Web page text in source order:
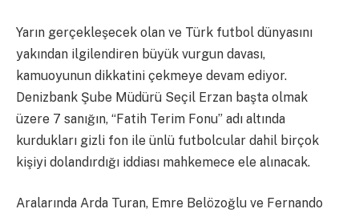
Yarın gerçekleşecek olan ve Türk futbol dünyasını
yakından ilgilendiren büyük vurgun davası,
kamuoyunun dikkatini çekmeye devam ediyor.
Denizbank Şube Müdürü Seçil Erzan başta olmak
üzere 7 sanığın, “Fatih Terim Fonu” adı altında
kurdukları gizli fon ile ünlü futbolcular dahil birçok
kişiyi dolandırdığı iddiası mahkemece ele alınacak.
Aralarında Arda Turan, Emre Belözoğlu ve Fernando